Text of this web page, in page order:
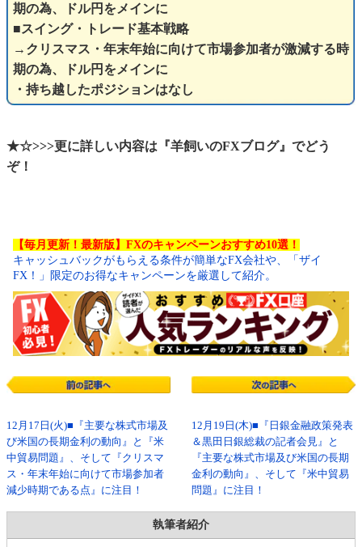
期の為、ドル円をメインに
■スイング・トレード基本戦略
→クリスマス・年末年始に向けて市場参加者が激減する時
期の為、ドル円をメインに
・持ち越したポジションはなし
★☆>>>更に詳しい内容は『羊飼いのFXブログ』でどう
ぞ！
【毎月更新！最新版】FXのキャンペーンおすすめ10選！
キャッシュバックがもらえる条件が簡単なFX会社や、「ザイ
FX！」限定のお得なキャンペーンを厳選して紹介。
12月17日(火)■『主要な株式市場及
び米国の長期金利の動向』と『米
中貿易問題』、そして『クリスマ
ス・年末年始に向けて市場参加者
減少時期である点』に注目！
12月19日(木)■『日銀金融政策発表
＆黒田日銀総裁の記者会見』と
『主要な株式市場及び米国の長期
金利の動向』、そして『米中貿易
問題』に注目！
執筆者紹介